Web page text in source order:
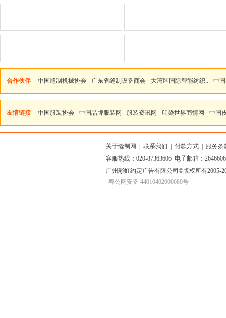
合作伙伴 中国缝制机械协会 广东省缝制设备商会 大湾区国际智能纺织.. 中
友情链接 中国服装协会 中国品牌服装网 服装资讯网 印染世界商情网 中国
关于缝制网 联系我们 付款方式
服务条
客服热线：020-87363606 电子邮箱：
广州彩虹约定广告有限公司 ©版权所有2005-
粤公网安备 44010402000680号